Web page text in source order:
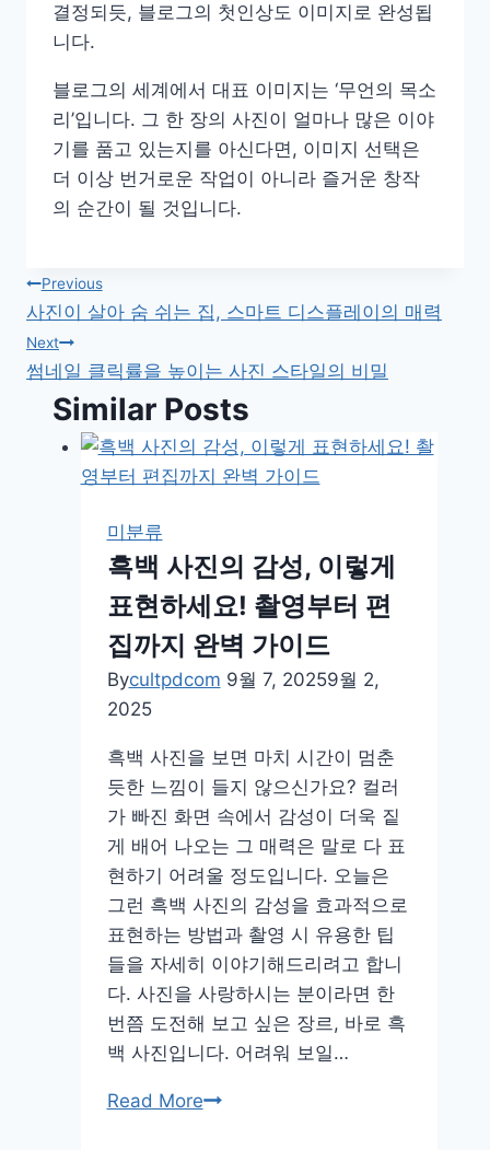
결정되듯, 블로그의 첫인상도 이미지로 완성됩
니다.
블로그의 세계에서 대표 이미지는 ‘무언의 목소
리’입니다. 그 한 장의 사진이 얼마나 많은 이야
기를 품고 있는지를 아신다면, 이미지 선택은
더 이상 번거로운 작업이 아니라 즐거운 창작
의 순간이 될 것입니다.
글
탐
색
Previous
사진이 살아 숨 쉬는 집, 스마트 디스플레이의 매력
Next
썸네일 클릭률을 높이는 사진 스타일의 비밀
Similar Posts
미분류
흑백 사진의 감성, 이렇게
표현하세요! 촬영부터 편
집까지 완벽 가이드
Bycultpdcom 9월 7, 20259월 2,
2025
흑백 사진을 보면 마치 시간이 멈춘
듯한 느낌이 들지 않으신가요? 컬러
가 빠진 화면 속에서 감성이 더욱 짙
게 배어 나오는 그 매력은 말로 다 표
현하기 어려울 정도입니다. 오늘은
그런 흑백 사진의 감성을 효과적으로
표현하는 방법과 촬영 시 유용한 팁
들을 자세히 이야기해드리려고 합니
다. 사진을 사랑하시는 분이라면 한
번쯤 도전해 보고 싶은 장르, 바로 흑
백 사진입니다. 어려워 보일…
Read More흑